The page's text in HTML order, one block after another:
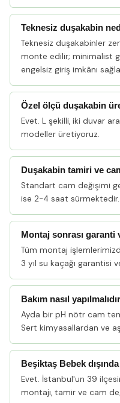
Teknesiz duşakabin
Teknesiz duşakabinler
monte edilir; minimalist
engelsiz giriş imkânı
Özel ölçü duşakabin
Evet. L şekilli, iki duvar
modeller üretiyoruz.
Duşakabin tamiri ve
Standart cam değişimi
ise 2-4 saat sürmektedir.
Montaj sonrası garanti
Tüm montaj
3 yıl su kaçağı garantisi
Bakım nasıl
Ayda bir pH nötr cam
Sert kimyasallardan ve
Beşiktaş Bebek
Evet. İstanbul'un 39
montajı, tamir ve cam